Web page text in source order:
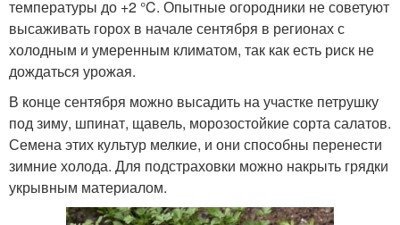
температуры до +2 °C. Опытные огородники не советуют
высаживать горох в начале сентября в регионах с
холодным и умеренным климатом, так как есть риск не
дождаться урожая.
В конце сентября можно высадить на участке петрушку
под зиму, шпинат, щавель, морозостойкие сорта салатов.
Семена этих культур мелкие, и они способны перенести
зимние холода. Для подстраховки можно накрыть грядки
укрывным материалом.